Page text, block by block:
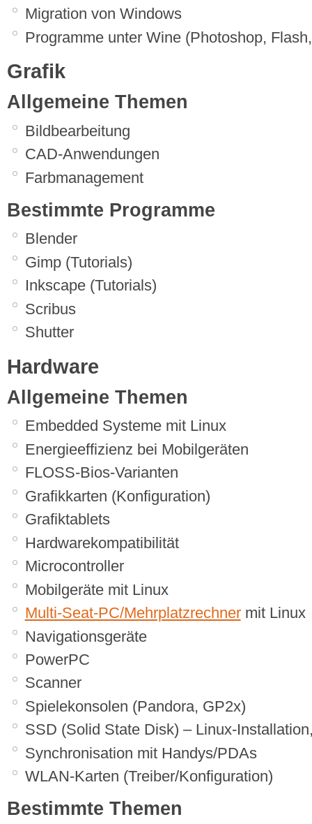
Migration von Windows
Programme unter Wine (Photoshop,
Grafik
Allgemeine Themen
Bildbearbeitung
CAD-Anwendungen
Farbmanagement
Bestimmte Programme
Blender
Gimp (Tutorials)
Inkscape (Tutorials)
Scribus
Shutter
Hardware
Allgemeine Themen
Embedded Systeme mit Linux
Energieeffizienz bei Mobilgeräten
FLOSS-Bios-Varianten
Grafikkarten (Konfiguration)
Grafiktablets
Hardwarekompatibilität
Microcontroller
Mobilgeräte mit Linux
Multi-Seat-PC/Mehrplatzrechnermit Linux
Navigationsgeräte
PowerPC
Scanner
Spielekonsolen (Pandora, GP2x)
SSD (Solid State Disk) – Linux-
Synchronisation mit Handys/PDAs
WLAN-Karten (Treiber/Konfiguration)
Bestimmte Themen